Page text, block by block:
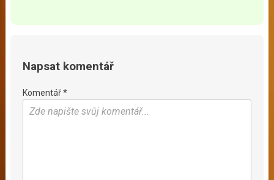
Napsat komentář
Komentář *